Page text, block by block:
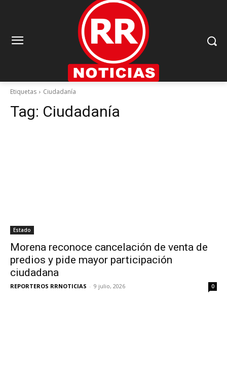
Etiquetas Ciudadanía
Tag: Ciudadanía
Estado
Morena reconoce cancelación de venta de
predios y pide mayor participación
ciudadana
REPORTEROS RRNOTICIAS - 9 julio, 2026 0